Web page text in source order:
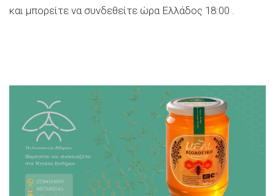
και μπορείτε να συνδεθείτε ώρα Ελλάδος 18:00